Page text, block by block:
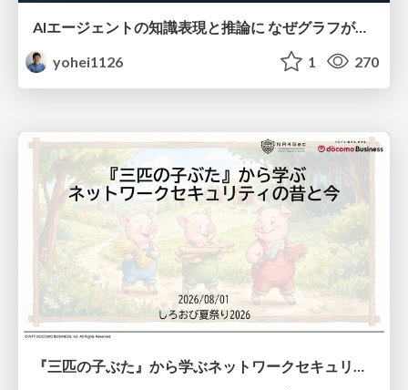
AIエージェントの知識表現と推論に なぜグラフが使われるのか - 記号的AIの復権とニューラルAIとの統合
yohei1126
1 270
『三匹の子ぶた』から学ぶネットワークセキュリティの昔と今 / Network Security: Then and Now Through the Lens of The Three Little Pigs